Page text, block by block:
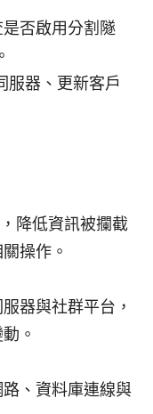
否啟用分割隧
服器、更新客戶
降低資訊被攔截
操作。
器與社群平台，
。
、資料庫連線與